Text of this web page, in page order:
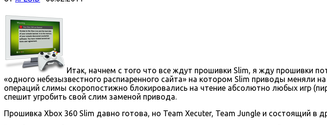
Итак, начнем с того что все ждут прошивки Slim, я жду прошивки
«одного небезызвестного распиаренного сайта» на котором Slim приводы меняли
операций слимы скоропостижно блокировались на чтение абсолютно любых игр
спешит угробить свой слим заменой привода.
Прошивка Xbox 360 Slim давно готова, но Team Xecuter, Team Jungle и состоящий в